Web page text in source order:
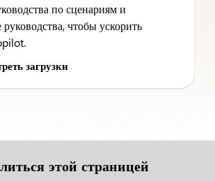
по сценариям и
чтобы ускорить
загрузки
этой страницей